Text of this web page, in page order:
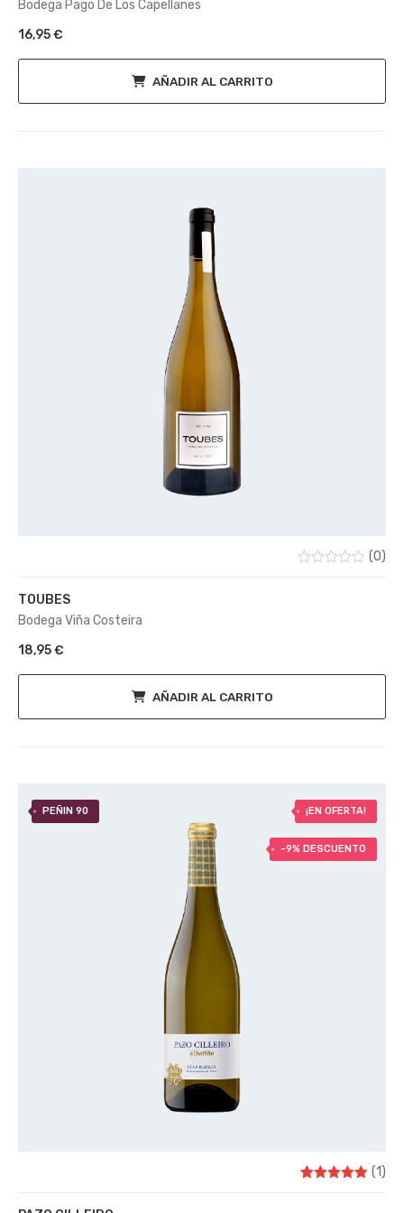
Bodega Pago De Los Capellanes
16,95€
AÑADIR AL CARRITO
(0)
TOUBES
Bodega Viña Costeira
18,95€
AÑADIR AL CARRITO
PEÑIN 90 ¡EN OFERTA!
-9% DESCUENTO
(1)